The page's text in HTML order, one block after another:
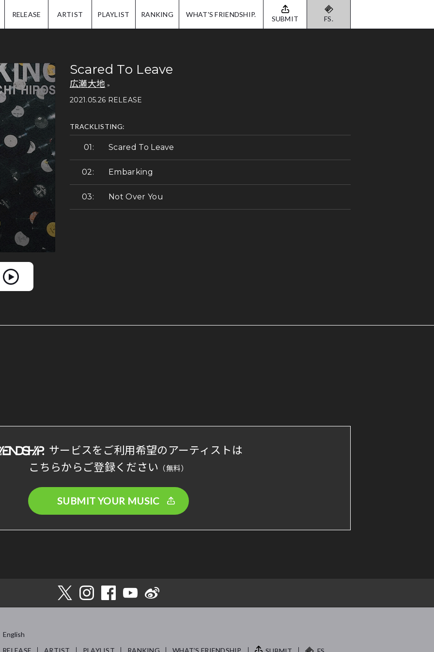
RELEASE ARTIST PLAYLIST RANKING WHAT'S FRIENDSHIP. SUBMIT FS.
Scared To Leave
広瀬大地
2021.05.26 RELEASE
TRACKLISTING:
Scared To Leave
Embarking
Not Over You
サービスをご利用希望のアーティストは
こちらからご登録ください （無料）
SUBMIT YOUR MUSIC
English
RELEASE ARTIST PLAYLIST RANKING WHAT’S FRIENDSHIP.